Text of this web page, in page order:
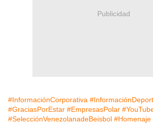
Publicidad
#InformaciónCorporativa
#GraciasPorEstar #EmpresasPolar
#SelecciónVenezolanadeBeisbol #Homenaje